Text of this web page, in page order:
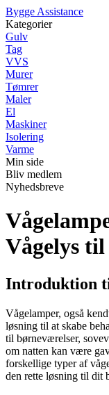
Bygge Assistance
Kategorier
Gulv
Tag
VVS
Murer
Tømrer
Maler
El
Maskiner
Isolering
Varme
Min side
Bliv medlem
Nyhedsbreve
Vågelys
Introduktion
Vågelamper, også
løsning til at skabe
til børneværelser,
om natten kan være
forskellige typer af
den rette løsning til dit